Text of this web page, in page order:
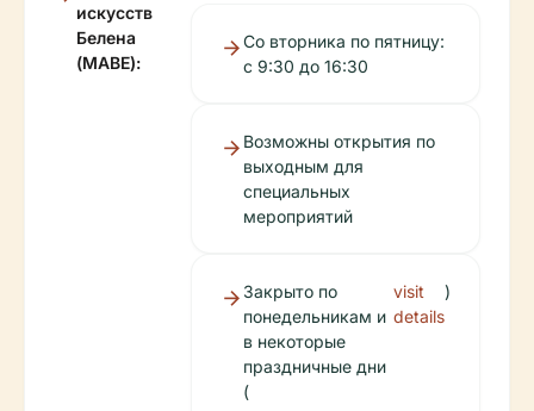
искусств
Белена
(MABE):
Со вторника по пятницу:
с 9:30 до 16:30
Возможны открытия по
выходным для
специальных
мероприятий
Закрыто по
понедельникам и
в некоторые
праздничные дни
(
visit
details
)